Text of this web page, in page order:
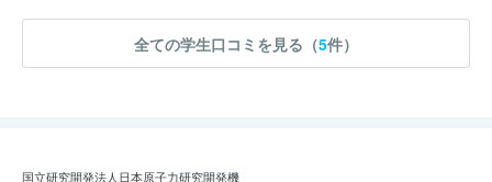
全ての学生口コミを見る（5件）
国立研究開発法人日本原子力研究開発機